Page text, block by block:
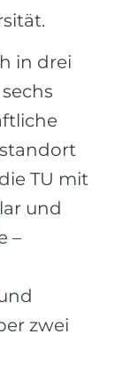
in drei
TU mit
und
–
zwei